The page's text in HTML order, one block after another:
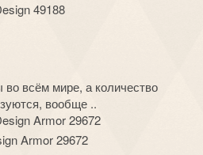
49188
во всём мире, а количество
вообще ..
Armor 29672